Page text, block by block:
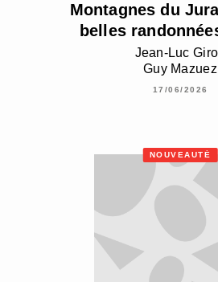
Montagnes du
belles
Jean-Luc
Guy Mazuez
17/06/2026
NOUVEAUTÉ